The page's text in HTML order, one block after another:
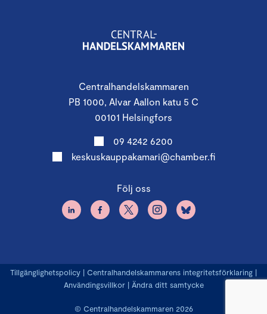
Centralhandelskammaren
PB 1000, Alvar Aallon katu 5 C
00101 Helsingfors
09 4242 6200
keskuskauppakamari@chamber.fi
Följ oss
© Centralhandelskammaren 2026
Tillgänglighetspolicy | Centralhandelskammarens integritetsförklaring |
Användingsvillkor| Ändra ditt samtycke